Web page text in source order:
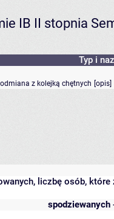
IB II stopnia
Typ i
z kolejką chętnych [opis]
liczbę osób,
spodziewanych